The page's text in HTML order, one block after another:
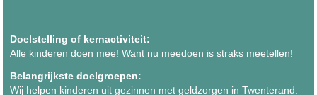
Doelstelling of kernactiviteit:
Alle kinderen doen mee! Want nu meedoen is straks meetellen!
Belangrijkste doelgroepen:
Wij helpen kinderen uit gezinnen met geldzorgen in Twenterand.